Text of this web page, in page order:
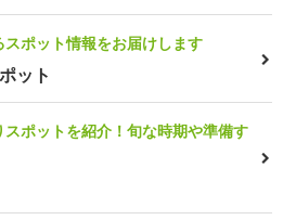
ポット情報をお届けします
ット
ポットを紹介！旬な時期や準備す